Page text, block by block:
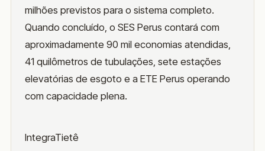
milhões previstos para o sistema completo.
Quando concluído, o SES Perus contará com
aproximadamente 90 mil economias atendidas,
41 quilômetros de tubulações, sete estações
elevatórias de esgoto e a ETE Perus operando
com capacidade plena.
IntegraTietê